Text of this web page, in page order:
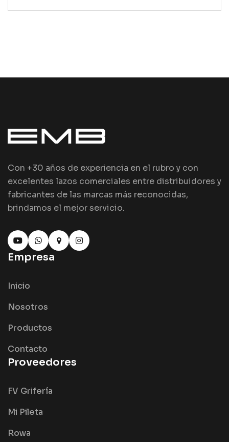
Con +30 años de experiencia en el rubro y con
excelentes lazos comerciales entre distribuidores y
fabricantes de las marcas más reconocidas,
brindamos el mejor servicio.
Empresa
Inicio
Nosotros
Productos
Contacto
Proveedores
FV Grifería
Mi Pileta
Rowa